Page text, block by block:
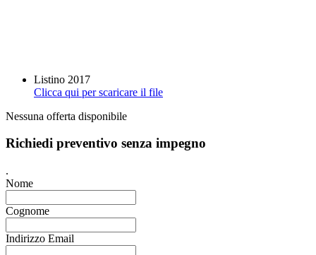
Listino 2017
Clicca qui per scaricare il file
Nessuna offerta disponibile
Richiedi preventivo senza impegno
.
Nome
Cognome
Indirizzo Email